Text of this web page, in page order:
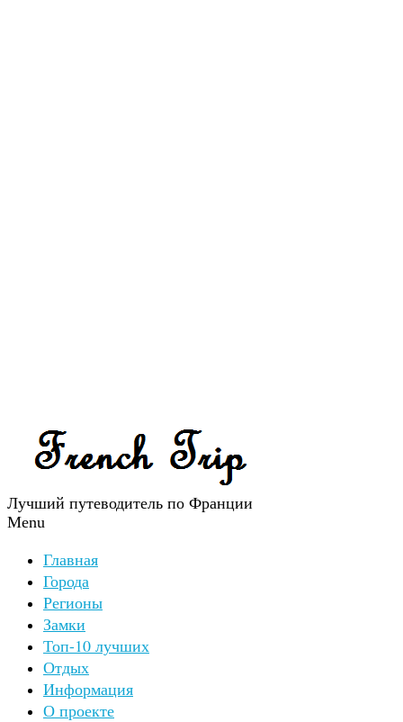
Лучший путеводитель по Франции
Menu
Главная
Города
Регионы
Замки
Топ-10 лучших
Отдых
Информация
О проекте